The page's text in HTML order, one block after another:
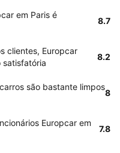
em Paris é
8.7
clientes, Europcar
satisfatória
8.2
são bastante limpos
8
Europcar em
7.8